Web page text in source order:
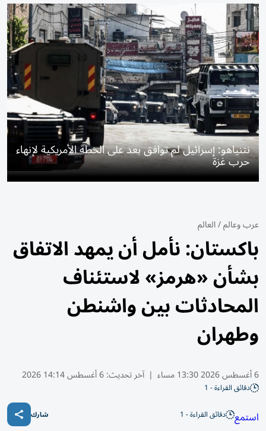
نتنياهو: إسرائيل لم توافق بعد على الخطة الأمريكية لإنهاء
حرب غزة
عرب وعالم/العالم
باكستان: نأمل أن يمهد الاتفاق
بشأن «هرمز» لاستئناف
المحادثات بين واشنطن
وطهران
6 أغسطس 2026 13:30 مساء | آخر تحديث:6 أغسطس 14:14 2026
دقائق القراءة - 1
استمع دقائق القراءة - 1 شارك